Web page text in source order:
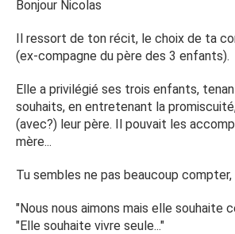
Bonjour Nicolas
Il ressort de ton récit, le choix de ta
(ex-compagne du père des 3 enfants).
Elle a privilégié ses trois enfants,
souhaits, en entretenant la
(avec?) leur père. Il pouvait les
mère...
Tu sembles ne pas beaucoup compter,
"Nous nous aimons mais elle souhaite
"Elle souhaite vivre seule..."